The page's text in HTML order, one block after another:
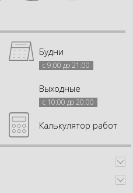
Будни
с 9:00 до 21:00
Выходные
с 10:00 до 20:00
Калькулятор работ